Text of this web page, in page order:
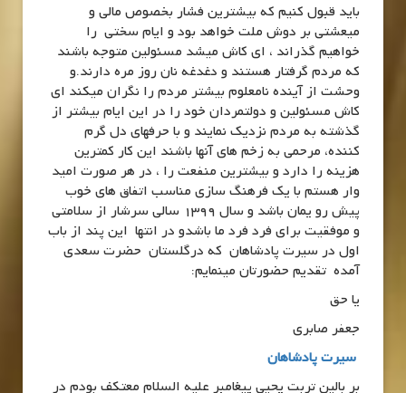
باید قبول کنیم که بیشترین فشار بخصوص مالی و
میعشتی بر دوش ملت خواهد بود و ایام سختی را
خواهیم گذراند ، ای کاش میشد مسئولین متوجه باشند
که مردم گرفتار هستند و دغدغه نان روز مره دارند.و
وحشت از آینده نامعلوم بیشتر مردم را نگران میکند ای
کاش مسئولین و دولتمردان خود را در این ایام بیشتر از
گذشته به مردم نزدیک نمایند و با حرفهای دل گرم
کننده، مرحمی به زخم های آنها باشند این کار کمترین
هزینه را دارد و بیشترین منفعت را ، در هر صورت امید
وار هستم با یک فرهنگ سازی مناسب اتفاق های خوب
پیش رو یمان باشد و سال 1399 سالی سرشار از سلامتی
و موفقیت برای فرد فرد ما باشدو در انتها این پند از باب
اول در سیرت پادشاهان که درگلستان حضرت سعدی
آمده تقدیم حضورتان مینمایم:
یا حق
جعفر صابری
سیرت پادشاهان
بر بالین تربت یحیی پیغامبر علیه السلام معتکف بودم در